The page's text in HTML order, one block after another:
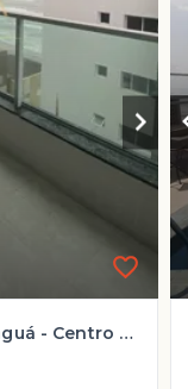
Apartamento à venda em Mongaguá - Centro com 2 dorm e vista parcial do mar por R$ 550 mil!